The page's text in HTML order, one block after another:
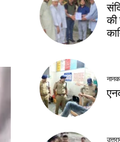
की